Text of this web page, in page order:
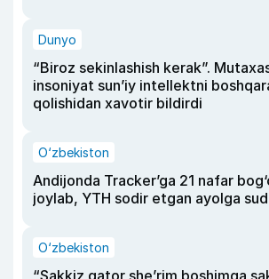
Dunyo
“Biroz sekinlashish kerak”.
insoniyat sun’iy intellektni
qolishidan xavotir bildirdi
O‘zbekiston
Andijonda Tracker’ga 21 nafar
joylab, YTH sodir etgan ayolga sud
O‘zbekiston
“Sakkiz qator she’rim boshimga